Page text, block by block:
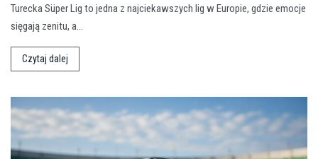
Turecka Süper Lig to jedna z najciekawszych lig w Europie, gdzie emocje
sięgają zenitu, a…
Czytaj dalej